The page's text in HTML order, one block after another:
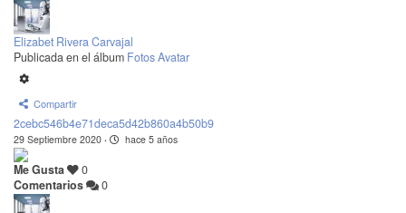
Elizabet Rivera Carvajal
Publicada en el álbum Fotos Avatar
Compartir
2cebc546b4e71deca5d42b860a4b50b9
29 Septiembre 2020 · hace 5 años
Me Gusta
0
Comentarios
0